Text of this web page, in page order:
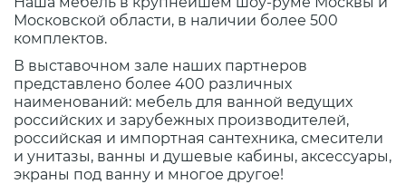
Московской области, в наличии более 500
комплектов.
В выставочном зале наших партнеров
представлено более 400 различных
наименований: мебель для ванной ведущих
российских и зарубежных производителей,
российская и импортная сантехника, смесители
и унитазы, ванны и душевые кабины, аксессуары,
экраны под ванну и многое другое!